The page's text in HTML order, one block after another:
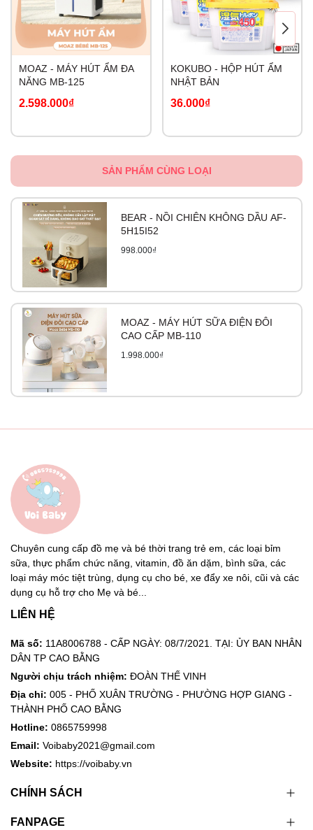
MOAZ - MÁY HÚT ẨM ĐA
NĂNG MB-125
2.598.000₫
KOKUBO - HỘP HÚT ẨM
NHẬT BẢN
36.000₫
SẢN PHẨM CÙNG LOẠI
BEAR - NỒI CHIÊN KHÔNG DẦU AF-
5H15I52
998.000₫
MOAZ - MÁY HÚT SỮA ĐIỆN ĐÔI
CAO CẤP MB-110
1.998.000₫
Chuyên cung cấp đồ mẹ và bé thời trang trẻ em, các loại bỉm
sữa, thực phẩm chức năng, vitamin, đồ ăn dặm, bình sữa, các
loại máy móc tiệt trùng, dụng cụ cho bé, xe đẩy xe nôi, cũi và các
dụng cụ hỗ trợ cho Mẹ và bé...
LIÊN HỆ
Mã số: 11A8006788 - CẤP NGÀY: 08/7/2021. TẠI: ỦY BAN NHÂN
DÂN TP CAO BẰNG
Người chịu trách nhiệm: ĐOÀN THẾ VINH
Địa chỉ: 005 - PHỐ XUÂN TRƯỜNG - PHƯỜNG HỢP GIANG -
THÀNH PHỐ CAO BẰNG
Hotline: 0865759998
Email: Voibaby2021@gmail.com
Website: https://voibaby.vn
CHÍNH SÁCH
FANPAGE